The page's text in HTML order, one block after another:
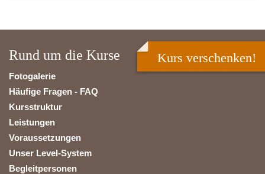
Rund um die Kurse
Fotogalerie
Häufige Fragen - FAQ
Kursstruktur
Leistungen
Voraussetzungen
Unser Level-System
Begleitpersonen
Kurs verschenken!